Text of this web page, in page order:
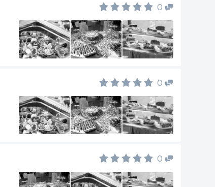
0
0
0